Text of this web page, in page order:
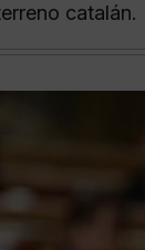
catalán.